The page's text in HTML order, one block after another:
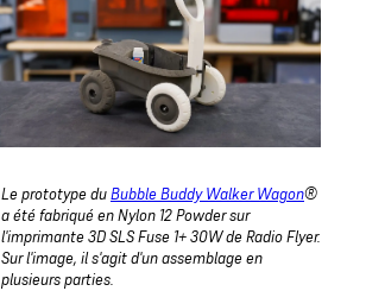
Le prototype duBubble Buddy Walker Wagon®
a été fabriqué en Nylon 12 Powder sur
l'imprimante 3D SLS Fuse 1+ 30W de Radio Flyer.
Sur l'image, il s'agit d'un assemblage en
plusieurs parties.